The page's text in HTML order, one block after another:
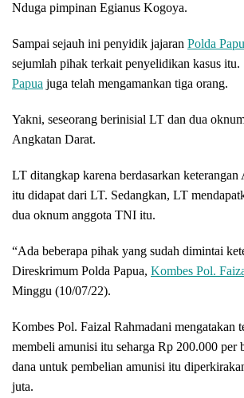
Nduga pimpinan Egianus Kogoya.
Sampai sejauh ini penyidik jajaran Polda
sejumlah pihak terkait penyelidikan kasus itu.
Papua juga telah mengamankan tiga orang.
Yakni, seseorang berinisial LT dan dua
Angkatan Darat.
LT ditangkap karena berdasarkan keterangan
itu didapat dari LT. Sedangkan, LT
dua oknum anggota TNI itu.
“Ada beberapa pihak yang sudah dimintai
Direskrimum Polda Papua, Kombes Pol.
Minggu (10/07/22).
Kombes Pol. Faizal Rahmadani mengatakan
membeli amunisi itu seharga Rp 200.000 per
dana untuk pembelian amunisi itu
juta.